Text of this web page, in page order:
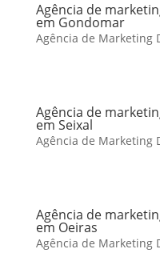
Agência de
em Gondomar
Agência de Marketing
Agência de
em Seixal
Agência de Marketing
Agência de
em Oeiras
Agência de Marketing